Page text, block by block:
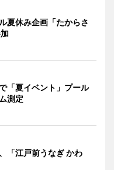
夏休み企画「たからさ
「夏イベント」プール
測定
「江戸前うなぎ かわ